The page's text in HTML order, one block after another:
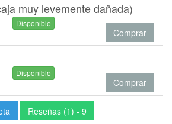
muy levemente dañada)
Disponible
Comprar
Disponible
Comprar
Reseñas (1) - 9